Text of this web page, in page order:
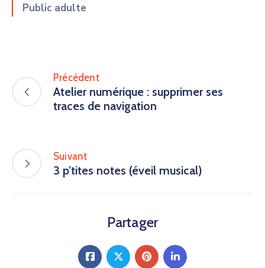
Public adulte
Précédent
Atelier numérique : supprimer ses
traces de navigation
Suivant
3 p’tites notes (éveil musical)
Partager